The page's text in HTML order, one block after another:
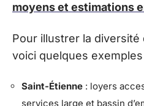
moyens et estimations
Pour illustrer la
voici quelques
Saint-Étienne : loyers
services large et bassin